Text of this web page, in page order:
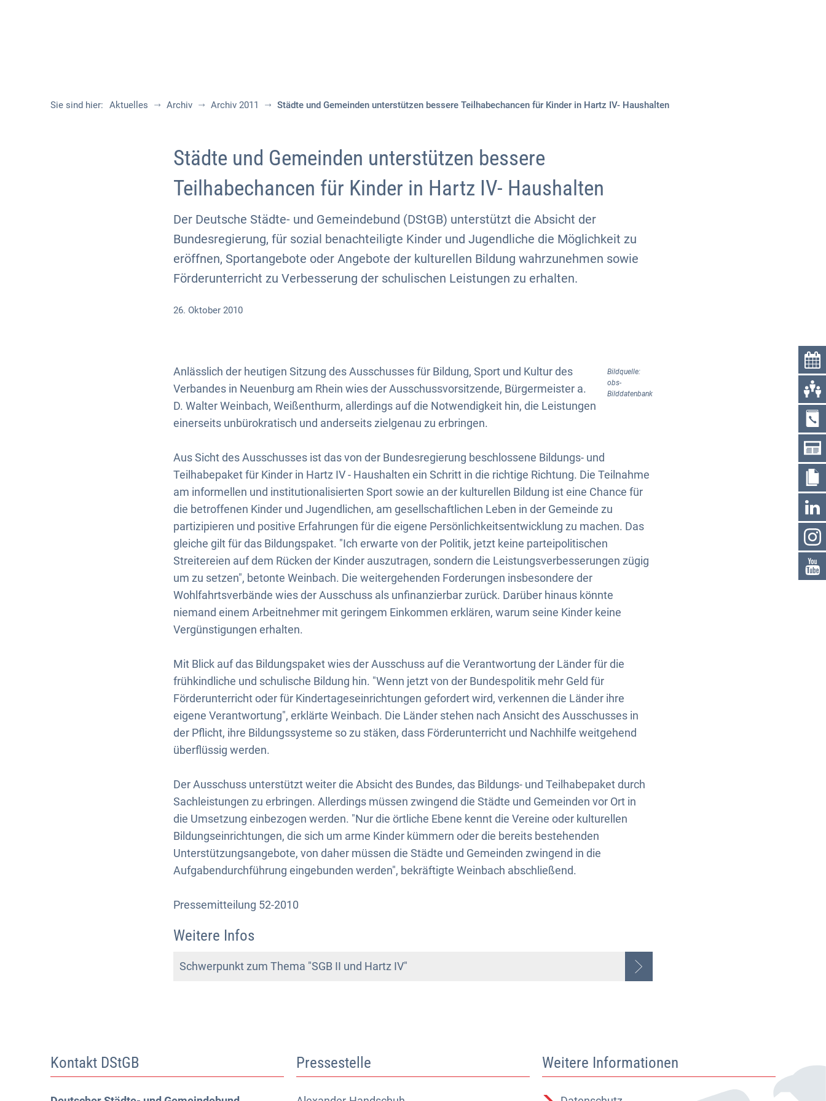
Sie sind hier: Aktuelles Archiv Archiv 2011 Städte und Gemeinden unterstützen bessere Teilhabechancen für Kinder in Hartz IV- Haushalten
Städte und Gemeinden unterstützen bessere
Teilhabechancen für Kinder in Hartz IV- Haushalten
Der Deutsche Städte- und Gemeindebund (DStGB) unterstützt die Absicht der
Bundesregierung, für sozial benachteiligte Kinder und Jugendliche die Möglichkeit zu
eröffnen, Sportangebote oder Angebote der kulturellen Bildung wahrzunehmen sowie
Förderunterricht zu Verbesserung der schulischen Leistungen zu erhalten.
26. Oktober 2010
Bildquelle:
obs-
Bilddatenbank
Anlässlich der heutigen Sitzung des Ausschusses für Bildung, Sport und Kultur des
Verbandes in Neuenburg am Rhein wies der Ausschussvorsitzende, Bürgermeister a.
D. Walter Weinbach, Weißenthurm, allerdings auf die Notwendigkeit hin, die Leistungen
einerseits unbürokratisch und anderseits zielgenau zu erbringen.
Aus Sicht des Ausschusses ist das von der Bundesregierung beschlossene Bildungs- und
Teilhabepaket für Kinder in Hartz IV - Haushalten ein Schritt in die richtige Richtung. Die Teilnahme
am informellen und institutionalisierten Sport sowie an der kulturellen Bildung ist eine Chance für
die betroffenen Kinder und Jugendlichen, am gesellschaftlichen Leben in der Gemeinde zu
partizipieren und positive Erfahrungen für die eigene Persönlichkeitsentwicklung zu machen. Das
gleiche gilt für das Bildungspaket. "Ich erwarte von der Politik, jetzt keine parteipolitischen
Streitereien auf dem Rücken der Kinder auszutragen, sondern die Leistungsverbesserungen zügig
um zu setzen", betonte Weinbach. Die weitergehenden Forderungen insbesondere der
Wohlfahrtsverbände wies der Ausschuss als unfinanzierbar zurück. Darüber hinaus könnte
niemand einem Arbeitnehmer mit geringem Einkommen erklären, warum seine Kinder keine
Vergünstigungen erhalten.
Mit Blick auf das Bildungspaket wies der Ausschuss auf die Verantwortung der Länder für die
frühkindliche und schulische Bildung hin. "Wenn jetzt von der Bundespolitik mehr Geld für
Förderunterricht oder für Kindertageseinrichtungen gefordert wird, verkennen die Länder ihre
eigene Verantwortung", erklärte Weinbach. Die Länder stehen nach Ansicht des Ausschusses in
der Pflicht, ihre Bildungssysteme so zu stäken, dass Förderunterricht und Nachhilfe weitgehend
überflüssig werden.
Der Ausschuss unterstützt weiter die Absicht des Bundes, das Bildungs- und Teilhabepaket durch
Sachleistungen zu erbringen. Allerdings müssen zwingend die Städte und Gemeinden vor Ort in
die Umsetzung einbezogen werden. "Nur die örtliche Ebene kennt die Vereine oder kulturellen
Bildungseinrichtungen, die sich um arme Kinder kümmern oder die bereits bestehenden
Unterstützungsangebote, von daher müssen die Städte und Gemeinden zwingend in die
Aufgabendurchführung eingebunden werden", bekräftigte Weinbach abschließend.
Pressemitteilung 52-2010
Weitere Infos
Schwerpunkt zum Thema "SGB II und Hartz IV"
Kontakt DStGB Pressestelle Weitere Informationen